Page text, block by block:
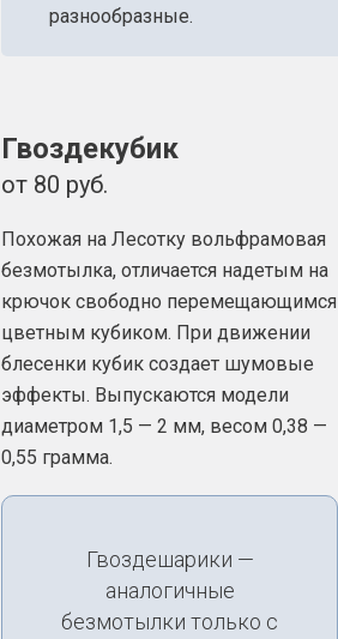
разнообразные.
Гвоздекубик
от 80 руб.
Похожая на Лесотку вольфрамовая
безмотылка, отличается надетым на
крючок свободно перемещающимся
цветным кубиком. При движении
блесенки кубик создает шумовые
эффекты. Выпускаются модели
диаметром 1,5 — 2 мм, весом 0,38 —
0,55 грамма.
Гвоздешарики —
аналогичные
безмотылки только с